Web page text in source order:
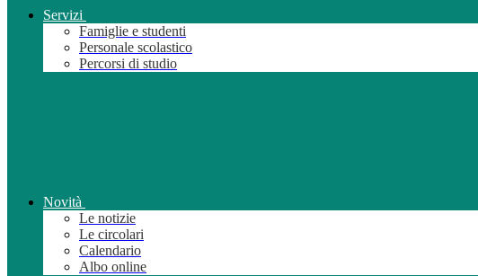
Servizi
Famiglie e studenti
Personale scolastico
Percorsi di studio
Novità
Le notizie
Le circolari
Calendario
Albo online